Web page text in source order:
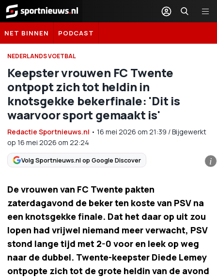
Sportnieuws.nl
NET BINNEN PODCAST
NEDERLANDS VOETBAL
Keepster vrouwen FC Twente
ontpopt zich tot heldin in
knotsgekke bekerfinale: 'Dit is
waarvoor sport gemaakt is'
Redactie Sportnieuws.nl • 16 mei 2026 om 21:39 /Bijgewerkt
op 16 mei 2026 om 22:24
Volg Sportnieuws.nl op Google Discover i
De vrouwen van FC Twente pakten
zaterdagavond de beker ten koste van PSV na
een knotsgekke finale. Dat het daar op uit zou
lopen had vrijwel niemand meer verwacht, PSV
stond lange tijd met 2-0 voor en leek op weg
naar de dubbel. Twente-keepster Diede Lemey
ontpopte zich tot de grote heldin van de avond